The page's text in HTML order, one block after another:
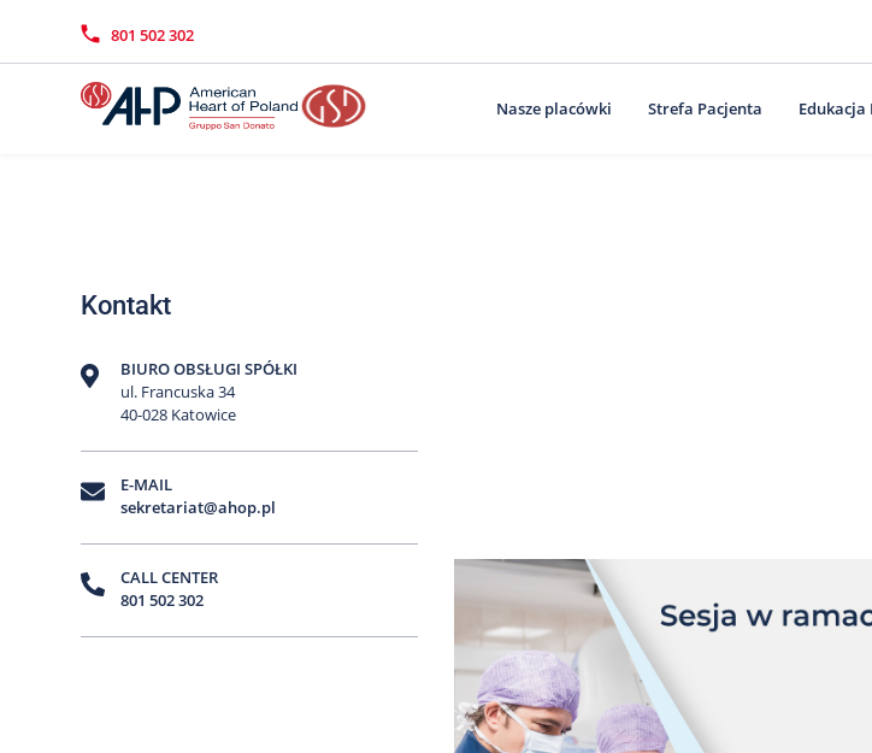
801 502 302
Nasze placówki Strefa Pacjenta Edukacja
Kontakt
BIURO OBSŁUGI SPÓŁKI
ul. Francuska 34
40-028 Katowice
E-MAIL
sekretariat@ahop.pl
CALL CENTER
801 502 302